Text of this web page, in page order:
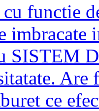
functie
imbracate
SISTEM
Are
ce